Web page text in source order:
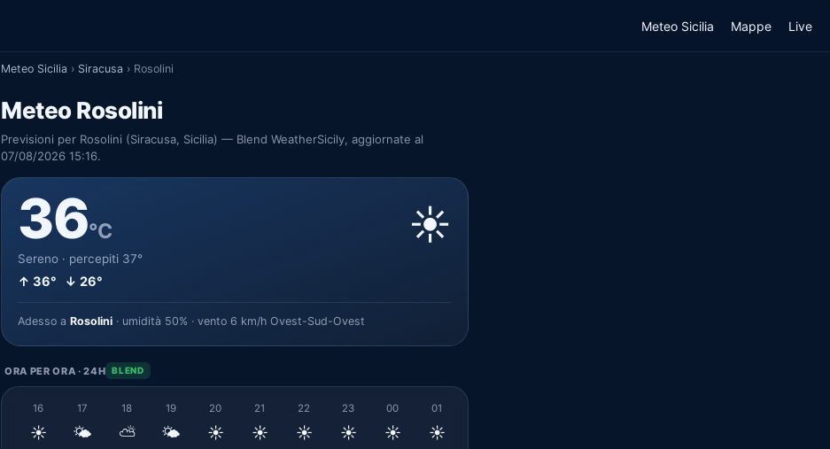
Meteo Sicilia Mappe Live
Meteo Sicilia › Siracusa › Rosolini
Meteo Rosolini
Previsioni per Rosolini (Siracusa, Sicilia) — Blend WeatherSicily, aggiornate al
07/08/2026 15:16.
36°C
Sereno · percepiti 37°
↑ 36° ↓ 26°
☀️
Adesso a Rosolini · umidità 50% · vento 6 km/h Ovest-Sud-Ovest
ORA PER ORA · 24H BLEND
16
☀️
17
🌤️
18
⛅
19
🌤️
20
☀️
21
☀️
22
☀️
23
☀️
00
☀️
01
☀️